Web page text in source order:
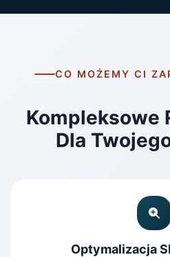
CO MOŻEMY CI
Kompleksowe
Dla
Optymalizacja